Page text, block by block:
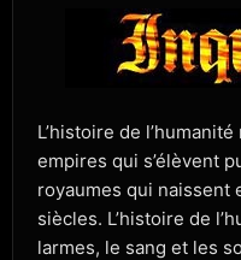
L’histoire de
empires qui s’élèvent
royaumes qui naissent
siècles. L’histoire de
larmes, le sang et les